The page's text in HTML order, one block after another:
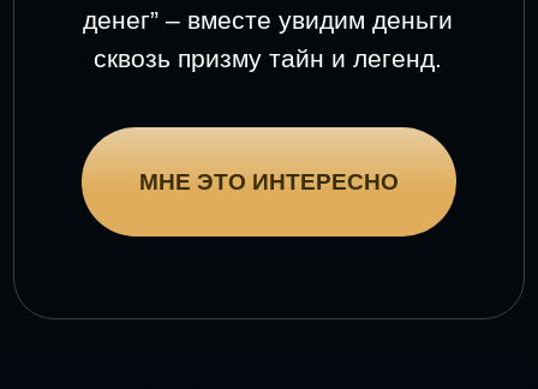
МНЕ ЭТО ИНТЕРЕСНО